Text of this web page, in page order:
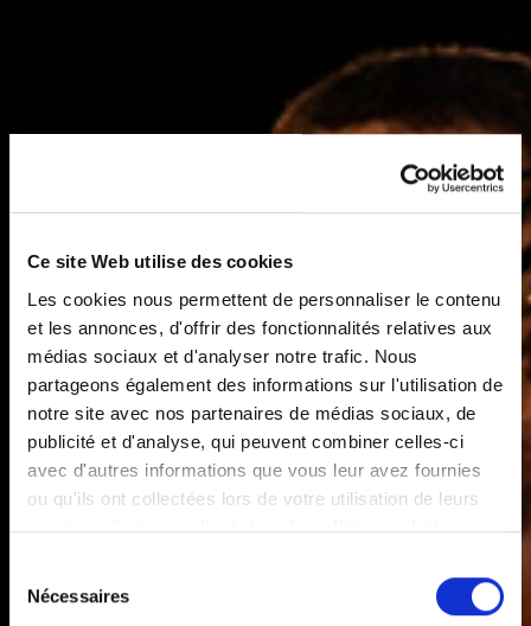
Ce site Web utilise des cookies
Les cookies nous permettent de personnaliser le contenu
et les annonces, d'offrir des fonctionnalités relatives aux
médias sociaux et d'analyser notre trafic. Nous
partageons également des informations sur l'utilisation de
notre site avec nos partenaires de médias sociaux, de
publicité et d'analyse, qui peuvent combiner celles-ci
avec d'autres informations que vous leur avez fournies
ou qu'ils ont collectées lors de votre utilisation de leurs
services. Comme indiqué dansla politique relative aux
cliquant sur « tout autoriser » ; vous refusez ce dépôt de
cookies (sauf cookies nécessaires) en cliquant sur « tout
Nécessaires